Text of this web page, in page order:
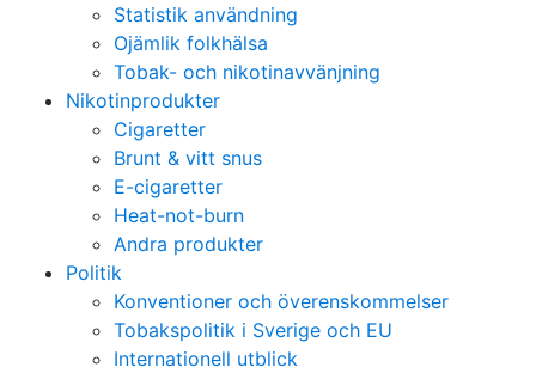
Statistik användning
Ojämlik folkhälsa
Tobak- och nikotinavvänjning
Nikotinprodukter
Cigaretter
Brunt & vitt snus
E-cigaretter
Heat-not-burn
Andra produkter
Politik
Konventioner och överenskommelser
Tobakspolitik i Sverige och EU
Internationell utblick